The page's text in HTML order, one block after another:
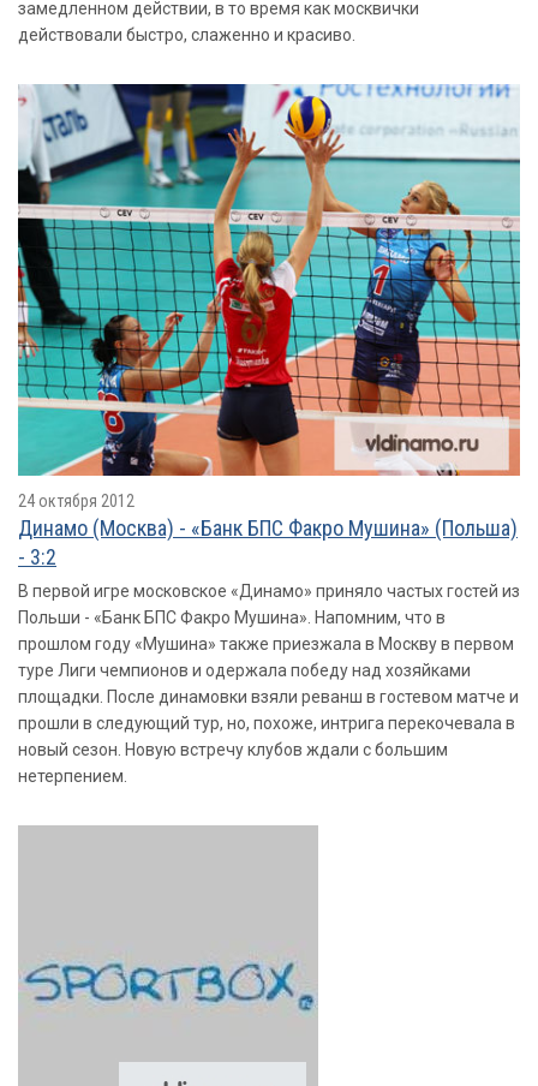
замедленном действии, в то время как москвички
действовали быстро, слаженно и красиво.
24 октября 2012
Динамо (Москва) - «Банк БПС Факро Мушина» (Польша)
- 3:2
В первой игре московское «Динамо» приняло частых гостей из
Польши - «Банк БПС Факро Мушина». Напомним, что в
прошлом году «Мушина» также приезжала в Москву в первом
туре Лиги чемпионов и одержала победу над хозяйками
площадки. После динамовки взяли реванш в гостевом матче и
прошли в следующий тур, но, похоже, интрига перекочевала в
новый сезон. Новую встречу клубов ждали с большим
нетерпением.